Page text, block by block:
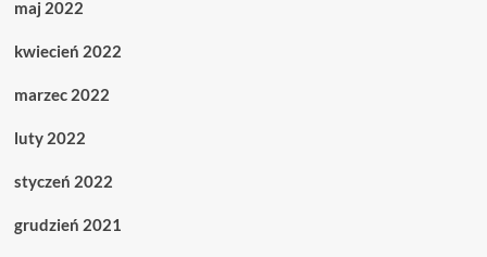
maj 2022
kwiecień 2022
marzec 2022
luty 2022
styczeń 2022
grudzień 2021